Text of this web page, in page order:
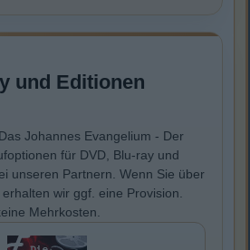
und Editionen
Johannes Evangelium - Der
für DVD, Blu-ray und
unseren Partnern. Wenn Sie über
wir ggf. eine Provision.
Mehrkosten.